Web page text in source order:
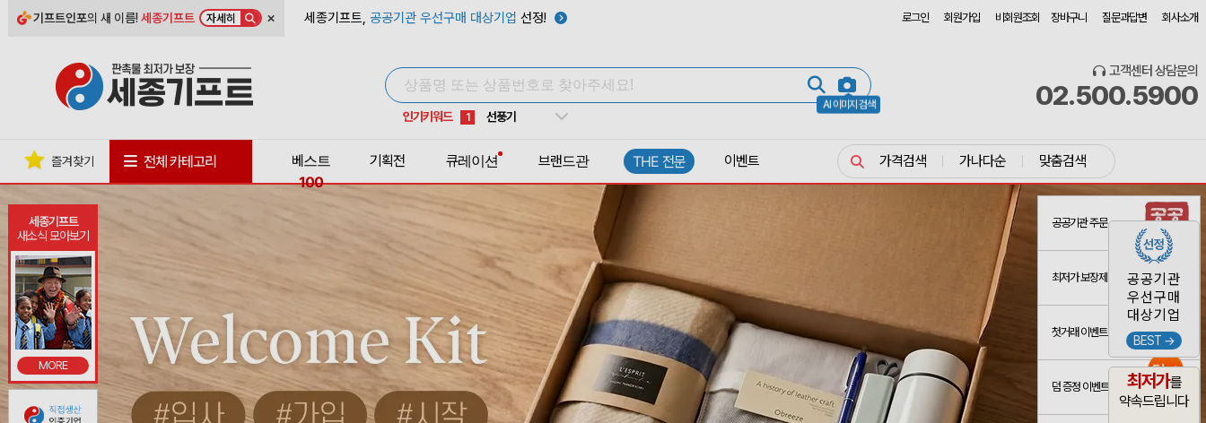
기프트인포의 새 이름!세종기프트 자세히 × 세종기프트, 공공기관 우선구매 대상기업 선정! 로그인 회원가입 비회원조회 장바구니 질문과답변 회사소개
AI 이미지 검색
인기키워드
1 선풍기
2 부채
4 보온보냉백
우산
7
쿨토시
9 넥쿨러
10 타포린가방
1 선풍기
고객센터 상담문의
02.500.5900
세종기프트
새소식 모아보기
MORE
공공기관
우선구매
대상기업
BEST →
최저가를
약속드립니다
즐겨찾기 전체 카테고리
베스트
100
기획전 큐레이션 브랜드관 THE 전문 이벤트 가격검색 가나다순 맞춤검색
공공기관 주문
최저가 보장제
첫거래 이벤트
덤 증정 이벤트